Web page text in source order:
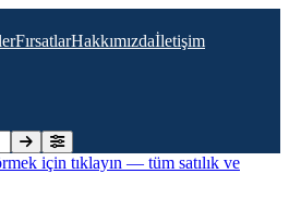
FırsatlarHakkımızdaİletişim
için tıklayın — tüm satılık ve